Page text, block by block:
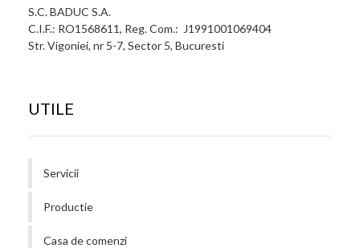
S.C. BADUC S.A.
C.I.F.: RO1568611, Reg. Com.: J1991001069404
Str. Vigoniei, nr 5-7, Sector 5, Bucuresti
UTILE
Servicii
Productie
Casa de comenzi